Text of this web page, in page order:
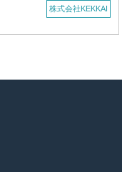
株式会社KEKKAI